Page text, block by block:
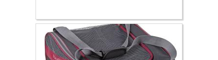
56.99 €